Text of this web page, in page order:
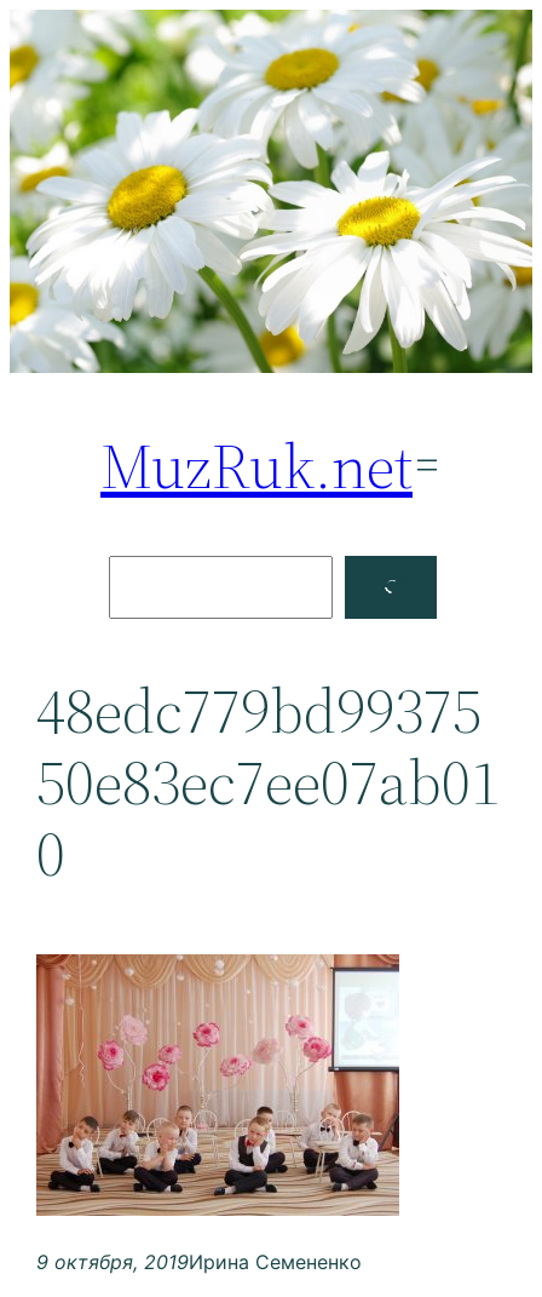
Перейти
к
содержимому
MuzRuk.net
Facebook
48edc779bd99375
50e83ec7ee07ab01
0
9 октября, 2019Ирина Семененко